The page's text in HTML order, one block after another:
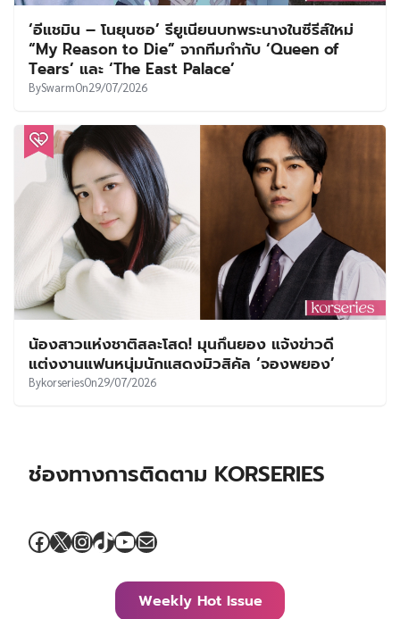
‘อีแชมิน – โนยุนซอ’ รียูเนียนบทพระนางในซีรีส์ใหม่
“My Reason to Die” จากทีมกำกับ ‘Queen of
Tears’ และ ‘The East Palace’
BySwarmOn29/07/2026
น้องสาวแห่งชาติสละโสด! มุนกึนยอง แจ้งข่าวดี
แต่งงานแฟนหนุ่มนักแสดงมิวสิคัล ‘จองพยอง’
BykorseriesOn29/07/2026
ช่องทางการติดตาม KORSERIES
Facebook
X Instagram
TikTok
YouTube
Mail
Weekly Hot Issue